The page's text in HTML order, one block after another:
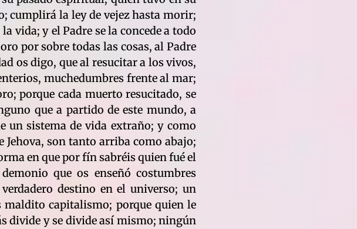
cumplirá la ley de vejez hasta morir;
vida; y el Padre se la concede a todo
por sobre todas las cosas, al Padre
os digo, que al resucitar a los vivos,
muchedumbres frente al mar;
porque cada muerto resucitado, se
que a partido de este mundo, a
un sistema de vida extraño; y como
son tanto arriba como abajo;
en que por fín sabréis quien fué el
que os enseñó costumbres
destino en el universo; un
capitalismo; porque quien le
divide y se divide así mismo; ningún